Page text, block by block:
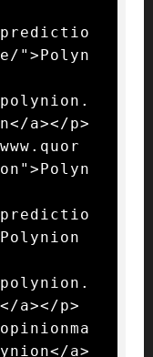
">Polyn
a></p>
a></p>
a>